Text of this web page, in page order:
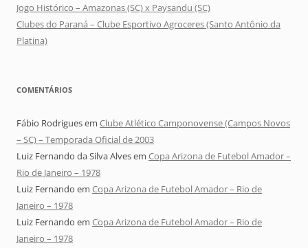
Jogo Histórico – Amazonas (SC) x Paysandu (SC)
Clubes do Paraná – Clube Esportivo Agroceres (Santo Antônio da
Platina)
COMENTÁRIOS
Fábio Rodriguesem Clube Atlético Camponovense (Campos Novos
– SC) – Temporada Oficial de 2003
Luiz Fernando da Silva Alvesem Copa Arizona de Futebol Amador –
Rio de Janeiro – 1978
Luiz Fernando em Copa Arizona de Futebol Amador – Rio de
Janeiro – 1978
Luiz Fernando em Copa Arizona de Futebol Amador – Rio de
Janeiro – 1978